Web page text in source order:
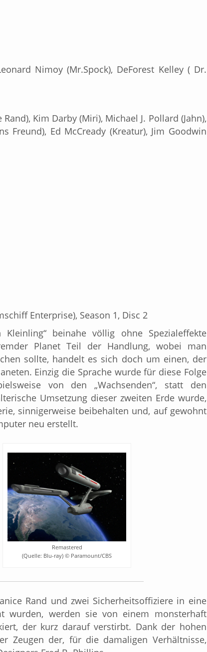
Nimoy (Mr.Spock), DeForest Kelley ( Dr.
Kim Darby (Miri), Michael J. Pollard (Jahn),
Freund), Ed McCready (Kreatur), Jim Goodwin
Enterprise), Season 1, Disc 2
beinahe völlig ohne Spezialeffekte
Planet Teil der Handlung, wobei man
sollte, handelt es sich doch um einen, der
Einzig die Sprache wurde für diese Folge
von den „Wachsenden“, statt den
Umsetzung dieser zweiten Erde wurde,
sinnigerweise beibehalten und, auf gewohnt
neu erstellt.
Remastered
(Quelle: Blu-ray) © Paramount/CBS
Rand und zwei Sicherheitsoffiziere in eine
wurden, werden sie von einem monsterhaft
der kurz darauf verstirbt. Dank der hohen
Zeugen der, für die damaligen Verhältnisse,